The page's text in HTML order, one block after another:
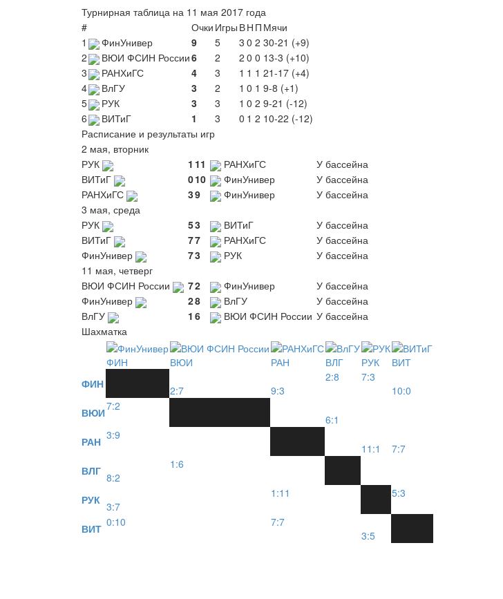
Турнирная таблица на 11 мая 2017 года
#
Очки Игры ВН П Мячи
1
ФинУнивер 9 5 3 0 2 30-21 (+9)
2
ВЮИ ФСИН России6 2 2 0 0 13-3 (+10)
3
РАНХиГС 4 3 1 1 1 21-17 (+4)
4
ВлГУ 3 2 1 0 1 9-8 (+1)
5
РУК 3 3 1 0 2 9-21 (-12)
6
ВИТиГ 1 3 0 1 2 10-22 (-12)
Расписание и результаты игр
2 мая, вторник
РУК
1 11 РАНХиГС
У бассейна
ВИТиГ
010 ФинУнивер
У бассейна
РАНХиГС
39 ФинУнивер
У бассейна
3 мая, среда
РУК
53 ВИТиГ
У бассейна
ВИТиГ
77 РАНХиГС
У бассейна
ФинУнивер
73 РУК
У бассейна
11 мая, четверг
ВЮИ ФСИН России
72 ФинУнивер
У бассейна
ФинУнивер
28 ВлГУ
У бассейна
ВлГУ
1 6 ВЮИ ФСИН России У бассейна
Шахматка
ФИН ВЮИ РАН ВЛГ РУК
ВИТ
ФИН
2:7 9:3
2:8
7:3
10:0
ВЮИ7:2
6:1
РАН 3:9
11:1
7:7
ВЛГ 8:2
1:6
РУК 3:7
1:11 5:3
ВИТ 0:10
7:7
3:5